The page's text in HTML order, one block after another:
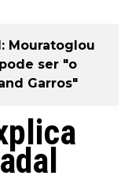
Mouratoglou
ser "o
Garros"